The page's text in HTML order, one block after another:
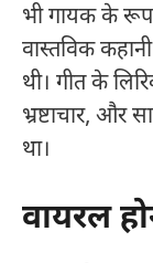
भी गायक के रूप
वास्तविक
थी। गीत के
भ्रष्टाचार, और
था।
वायरल